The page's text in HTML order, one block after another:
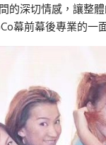
的深切情感，讓整
幕前幕後專業的一面